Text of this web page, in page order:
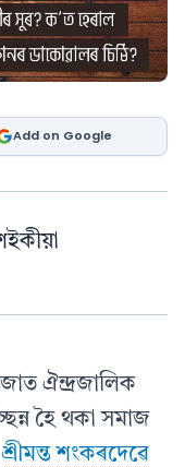
Add on Google
ঐন্দ্ৰজালিক
হৈ থকা সমাজ
শ্ৰীমন্ত শংকৰদেৱে